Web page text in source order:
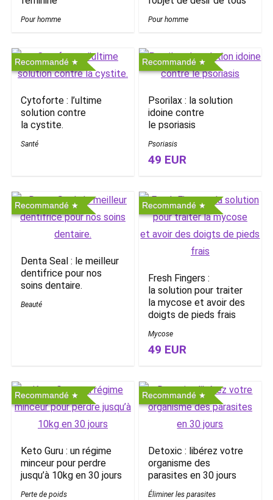
Pour homme Pour homme
Recommandé
Cytoforte : l’ultime
solution contre
la cystite.
Santé
Recommandé
Psorilax : la solution
idoine contre
le psoriasis
Psoriasis
49 EUR
Recommandé
Denta Seal : le meilleur
dentifrice pour nos
soins dentaire.
Beauté
Recommandé
Fresh Fingers :
la solution pour traiter
la mycose et avoir des
doigts de pieds frais
Mycose
49 EUR
Recommandé
Keto Guru : un régime
minceur pour perdre
jusqu’à 10kg en 30 jours
Perte de poids
Recommandé
Detoxic : libérez votre
organisme des
parasites en 30 jours
Éliminer les parasites